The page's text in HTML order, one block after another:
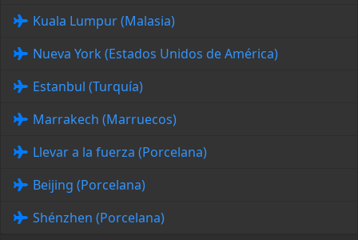
Kuala Lumpur (Malasia)
Nueva York (Estados Unidos de América)
Estanbul (Turquía)
Marrakech (Marruecos)
Llevar a la fuerza (Porcelana)
Beijing (Porcelana)
Shénzhen (Porcelana)